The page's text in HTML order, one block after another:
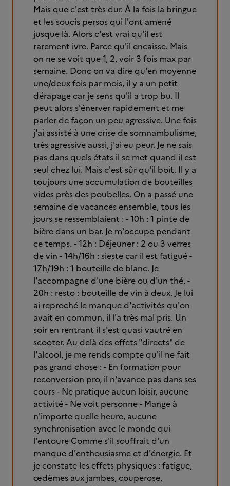
Mais que c'est très dur. À la fois la bringue
et les soucis persos qui l'ont amené
jusque là. Alors c'est vrai qu'il est
rarement ivre. Parce qu'il encaisse. Mais
on ne se voit que 1, 2, voir 3 fois max par
semaine. Donc on va dire qu'en moyenne
une/deux fois par mois, il y a un petit
dérapage car je sens qu'il a trop bu. Il
peut alors s'énerver rapidement et me
parler de façon un peu agressive. Une fois
j'ai assisté à une crise de somnambulisme,
très agressive aussi, j'ai eu peur. Je ne sais
pas dans quels états il se met quand il est
seul chez lui. Mais c'est sûr qu'il boit. Il y a
toujours une accumulation de bouteilles
vides près des poubelles. On a passé une
semaine de vacances ensemble, tous les
jours se ressemblaient : - 10h : 1 pinte de
bière dans un bar. Je m'occupe pendant
ce temps. - 12h : Déjeuner : 2 ou 3 verres
de vin - 14h/16h : sieste car il est fatigué -
17h/19h : 1 bouteille de blanc. Je
l'accompagne d'une bière ou d'un thé. -
20h : resto : bouteille de vin à deux. Je lui
ai reproché le manque d'activités qu'on
avait en commun, il l'a très mal pris. Un
soir en rentrant il s'est quasi vautré en
scooter. Au delà des effets "directs" de
l'alcool, je me rends compte qu'il ne fait
pas grand chose : - En formation pour
reconversion pro, il n'avance pas dans ses
cours - Ne pratique aucun loisir, aucune
activité - Ne voit personne - Mange à
n'importe quelle heure, aucune
synchronisation avec le monde qui
l'entoure Comme s'il souffrait d'un
manque d'enthousiasme et d'énergie. Et
je constate les effets physiques : fatigue,
œdèmes aux jambes, couperose,